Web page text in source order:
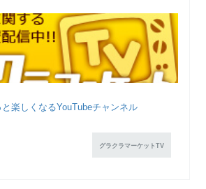
楽しくなるYouTubeチャンネル
グラクラマーケットTV